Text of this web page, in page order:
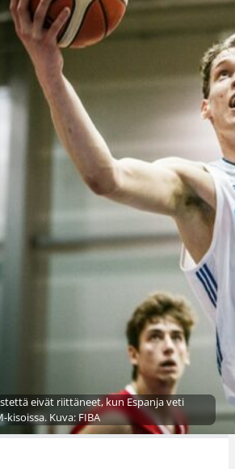
eivät riittäneet, kun Espanja veti
Kuva: FIBA